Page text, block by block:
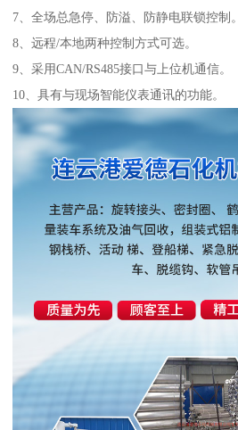
7、全场总急停、防溢、防静电联锁控制。
8、远程/本地两种控制方式可选。
9、采用CAN/RS485接口与上位机通信。
10、具有与现场智能仪表通讯的功能。